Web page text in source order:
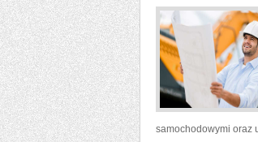
samochodowymi oraz